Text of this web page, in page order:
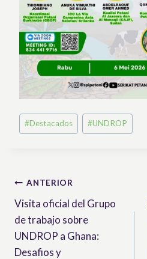
Etiquetas
de
#Destacados #UNDROP
Navegación
de
entradas
ANTERIOR
Visita oficial del Grupo
de trabajo sobre
UNDROP a Ghana:
Desafios y